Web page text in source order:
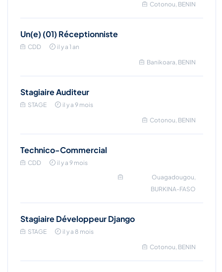
Cotonou, BENIN
Un(e) (01) Réceptionniste
CDD il y a 1 an
Banikoara, BENIN
Stagiaire Auditeur
STAGE il y a 9 mois
Cotonou, BENIN
Technico-Commercial
CDD
il y a 9 mois
Ouagadougou,
BURKINA-FASO
Stagiaire Développeur Django
STAGE il y a 8 mois
Cotonou, BENIN